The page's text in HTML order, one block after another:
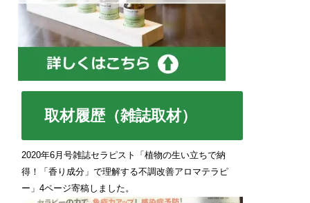
取材履歴（雑誌取材）
2020年6月号雑誌セラピスト「植物の生い立ちで納
得！「香り成分」で理解する不調改善アロマテラピ
ー」4ページ寄稿しました。